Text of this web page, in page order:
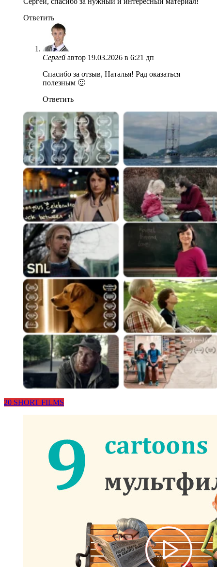
Ответить
Сергей автор 19.03.2026 в 6:21 дп
Спасибо за отзыв, Наталья! Рад оказаться
полезным 🙂
Ответить
20 SHORT FILMS